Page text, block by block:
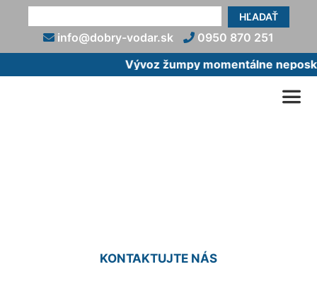
HĽADAŤ
info@dobry-vodar.sk
0950 870 251
Vývoz žumpy momentálne
KONTAKTUJTE NÁS